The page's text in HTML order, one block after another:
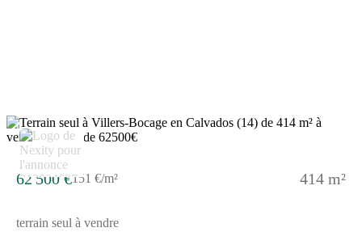
2
62 500 €151 €/m² 414 m²
terrain seul à vendre